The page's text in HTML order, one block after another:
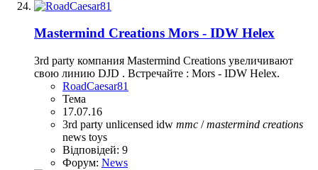
Mastermind Creations Mors - IDW Helex
3rd party компания Mastermind Creations увеличивают
свою линию DJD . Встречайте : Mors - IDW Helex.
RoadCaesar81
Тема
17.07.16
3rd party unlicensed idw mmc /mastermind creations
news toys
Відповідей: 9
Форум: News